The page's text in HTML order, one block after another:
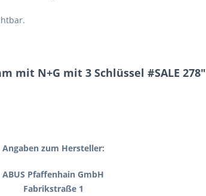
mit N+G mit 3 Schlüssel #SALE 278"
Angaben zum Hersteller:
ABUS Pfaffenhain GmbH
Fabrikstraße 1